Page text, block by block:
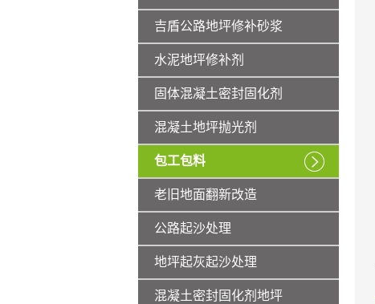
吉盾公路地坪修补砂浆
水泥地坪修补剂
固体混凝土密封固化剂
混凝土地坪抛光剂
包工包料
老旧地面翻新改造
公路起沙处理
地坪起灰起沙处理
混凝土密封固化剂地坪